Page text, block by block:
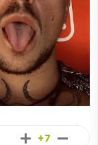
+7